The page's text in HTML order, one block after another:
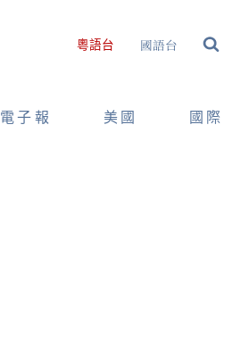
粵語台 國語台
電子報 美國 國際